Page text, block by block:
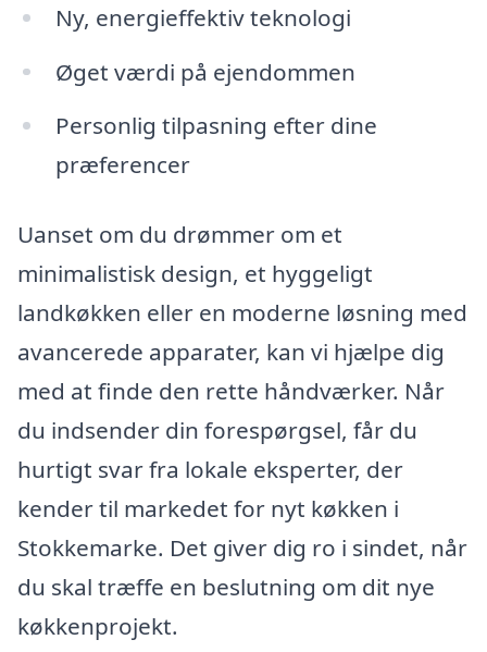
Ny, energieffektiv teknologi
Øget værdi på ejendommen
Personlig tilpasning efter dine
præferencer
Uanset om du drømmer om et
minimalistisk design, et hyggeligt
landkøkken eller en moderne løsning med
avancerede apparater, kan vi hjælpe dig
med at finde den rette håndværker. Når
du indsender din forespørgsel, får du
hurtigt svar fra lokale eksperter, der
kender til markedet for nyt køkken i
Stokkemarke. Det giver dig ro i sindet, når
du skal træffe en beslutning om dit nye
køkkenprojekt.